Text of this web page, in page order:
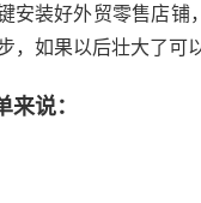
安装好外贸零售店
，如果以后壮大了可
说：